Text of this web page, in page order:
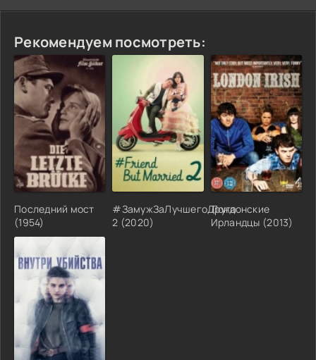
Рекомендуем посмотреть:
Последний мост
(1954)
#ЗамужЗаЛучшегоДруга
2 (2020)
Лондонские
Ирландцы (2013)